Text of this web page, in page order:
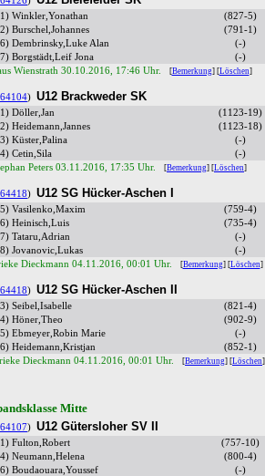
Winkler,Yonathan
(827-5)
Burschel,Johannes
(791-1)
Dembrinsky,Luke Alan
(-)
Borgstädt,Leif Jona
(-)
Wienstrath 30.10.2016, 17:46 Uhr. [Bemerkung] [Löschen]
64104) U12 Brackweder SK
Döller,Jan
(1123-19)
Heidemann,Jannes
(1123-18)
Küster,Palina
(-)
Cetin,Sila
(-)
Peters 03.11.2016, 17:35 Uhr. [Bemerkung] [Löschen]
64418) U12 SG Hücker-Aschen I
Vasilenko,Maxim
(759-4)
Heinisch,Luis
(735-4)
Tataru,Adrian
(-)
Jovanovic,Lukas
(-)
Dieckmann 04.11.2016, 00:01 Uhr. [Bemerkung] [Löschen]
64418) U12 SG Hücker-Aschen II
Seibel,Isabelle
(821-4)
Höner,Theo
(902-9)
Ebmeyer,Robin Marie
(-)
Heidemann,Kristjan
(852-1)
Dieckmann 04.11.2016, 00:01 Uhr. [Bemerkung] [Löschen]
Mitte
64107) U12 Gütersloher SV II
Fulton,Robert
(757-10)
Neumann,Helena
(800-4)
Boudaouara,Youssef
(-)